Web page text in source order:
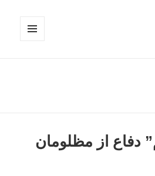
دفاع از مظلومان